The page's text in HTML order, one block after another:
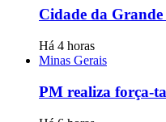
Cidade da
Há 4 horas
Minas Gerais
PM realiza força-